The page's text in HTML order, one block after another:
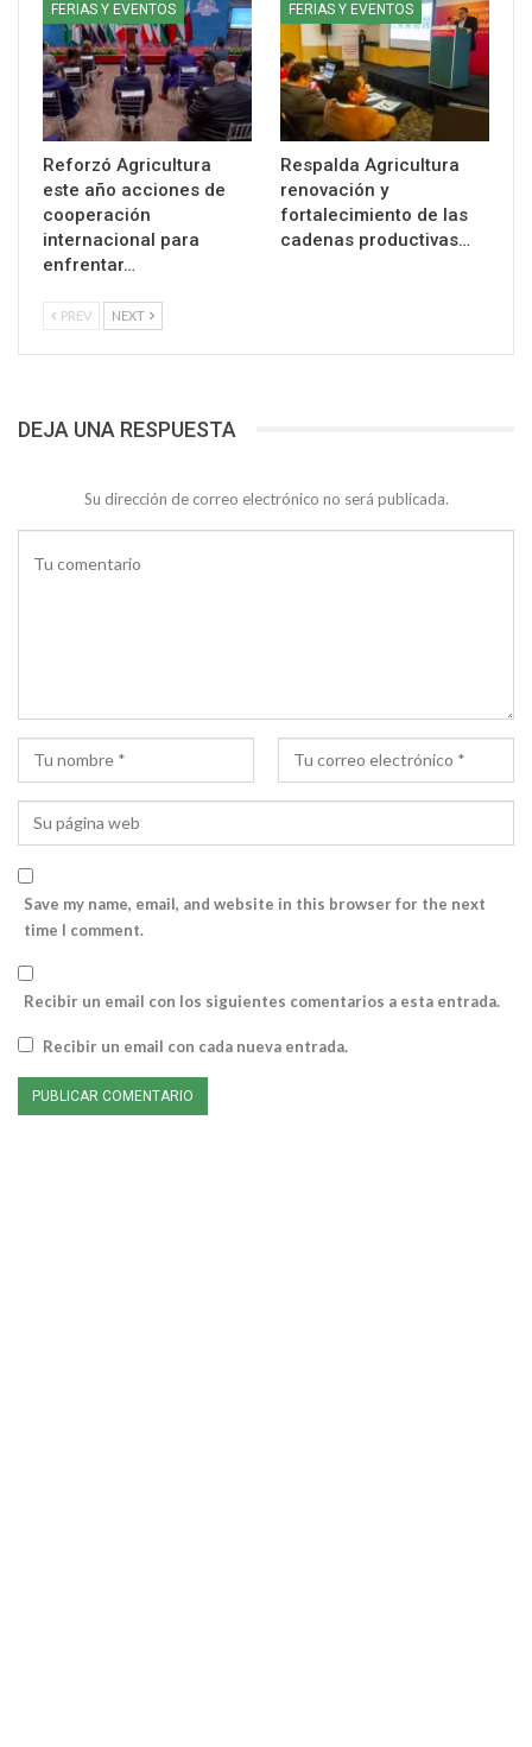
FERIAS Y EVENTOS
Reforzó Agricultura
este año acciones de
cooperación
internacional para
enfrentar…
FERIAS Y EVENTOS
Respalda Agricultura
renovación y
fortalecimiento de las
cadenas productivas…
PREV NEXT
DEJA UNA RESPUESTA
Su dirección de correo electrónico no será publicada.
Save my name, email, and website in this browser for the next
time I comment.
Recibir un email con los siguientes comentarios a esta entrada.
Recibir un email con cada nueva entrada.